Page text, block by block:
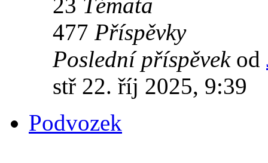
23 Témata
477 Příspěvky
Poslední příspěvekod
stř 22. říj 2025, 9:39
Podvozek